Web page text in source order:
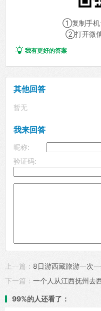
①复制手机
②打开微
我有更好的答案
其他回答
暂无
我来回答
昵称:
验证码:
上一篇： 8日游西藏旅游一次
下一篇： 一个人从江西抚州去
99%的人还看了：